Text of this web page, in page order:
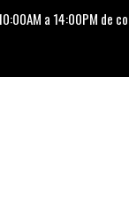
a 14:00PM